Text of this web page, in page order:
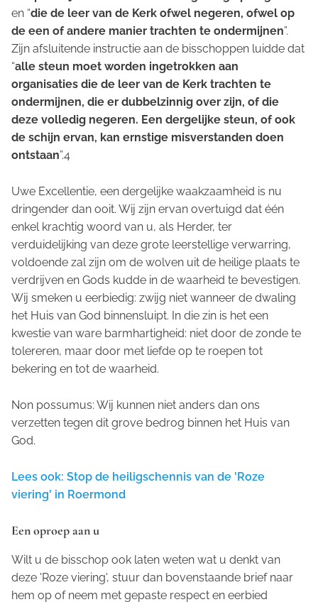
en “die de leer van de Kerk ofwel negeren, ofwel op
de een of andere manier trachten te ondermijnen”.
Zijn afsluitende instructie aan de bisschoppen luidde dat
“alle steun moet worden ingetrokken aan
organisaties die de leer van de Kerk trachten te
ondermijnen, die er dubbelzinnig over zijn, of die
deze volledig negeren. Een dergelijke steun, of ook
de schijn ervan, kan ernstige misverstanden doen
ontstaan”.4
Uwe Excellentie, een dergelijke waakzaamheid is nu
dringender dan ooit. Wij zijn ervan overtuigd dat één
enkel krachtig woord van u, als Herder, ter
verduidelijking van deze grote leerstellige verwarring,
voldoende zal zijn om de wolven uit de heilige plaats te
verdrijven en Gods kudde in de waarheid te bevestigen.
Wij smeken u eerbiedig: zwijg niet wanneer de dwaling
het Huis van God binnensluipt. In die zin is het een
kwestie van ware barmhartigheid: niet door de zonde te
tolereren, maar door met liefde op te roepen tot
bekering en tot de waarheid.
Non possumus: Wij kunnen niet anders dan ons
verzetten tegen dit grove bedrog binnen het Huis van
God.
Lees ook: Stop de heiligschennis van de 'Roze
viering' in Roermond
Een oproep aan u
Wilt u de bisschop ook laten weten wat u denkt van
deze 'Roze viering', stuur dan bovenstaande brief naar
hem op of neem met gepaste respect en eerbied